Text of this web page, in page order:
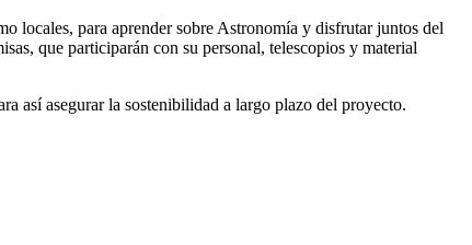
locales, para aprender sobre Astronomía y disfrutar juntos del
que participarán con su personal, telescopios y material
así asegurar la sostenibilidad a largo plazo del proyecto.